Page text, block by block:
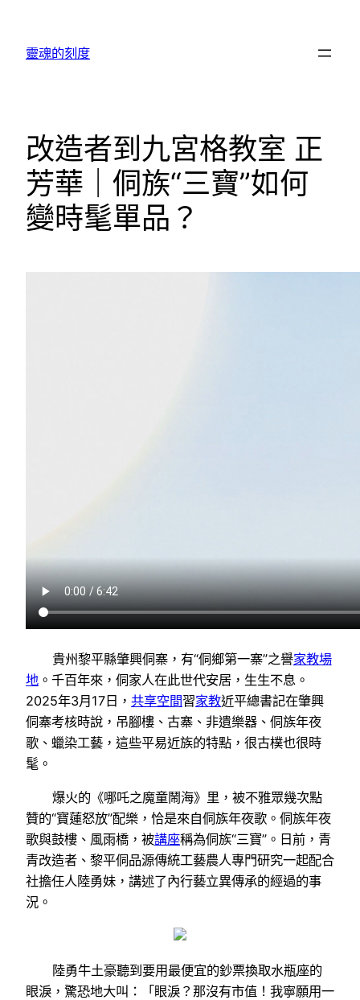
靈魂的刻度
改造者到九宮格教室 正
芳華｜侗族“三寶”如何
變時髦單品？
貴州黎平縣肇興侗寨，有“侗鄉第一寨”之譽家教場
地 。千百年來，侗家人在此世代安居，生生不息。
2025年3月17日， 共享空間習家教近平總書記在肇興
侗寨考核時說，吊腳樓、古寨、非遺樂器、侗族年夜
歌、蠟染工藝，這些平易近族的特點，很古樸也很時
髦。
爆火的《哪吒之魔童鬧海》里，被不雅眾幾次點
贊的“寶蓮怒放”配樂，恰是來自侗族年夜歌。侗族年夜
歌與鼓樓、風雨橋，被講座稱為侗族“三寶”。日前，青
青改造者、黎平侗品源傳統工藝農人專門研究一起配合
社擔任人陸勇妹，講述了內行藝立異傳承的經過的事
況。
陸勇牛土豪聽到要用最便宜的鈔票換取水瓶座的
眼淚，驚恐地大叫：「眼淚？那沒有市值！我寧願用一